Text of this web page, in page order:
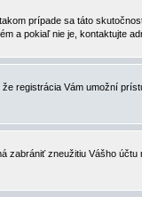
prípade sa táto
a pokiaľ nie je, kontaktujte
registrácia Vám umožní
zabrániť zneužitiu Vášho